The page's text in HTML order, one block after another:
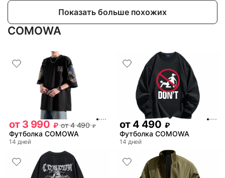
Показать больше похожих
COMOWA
от 3 990 ₽ от 4 490 ₽
Футболка COMOWA
14 дней
от 4 490 ₽
Футболка COMOWA
14 дней